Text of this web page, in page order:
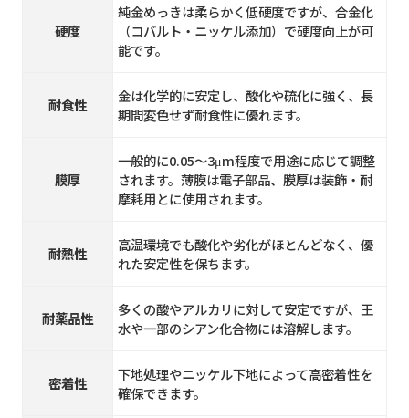
硬度
純金めっきは柔らかく低硬度ですが、合金化
（コバルト・ニッケル添加）で硬度向上が可
能です。
耐食性
金は化学的に安定し、酸化や硫化に強く、長
期間変色せず耐食性に優れます。
膜厚
一般的に0.05～3μm程度で用途に応じて調整
されます。薄膜は電子部品、膜厚は装飾・耐
摩耗用とに使用されます。
耐熱性
高温環境でも酸化や劣化がほとんどなく、優
れた安定性を保ちます。
耐薬品性
多くの酸やアルカリに対して安定ですが、王
水や一部のシアン化合物には溶解します。
密着性
下地処理やニッケル下地によって高密着性を
確保できます。